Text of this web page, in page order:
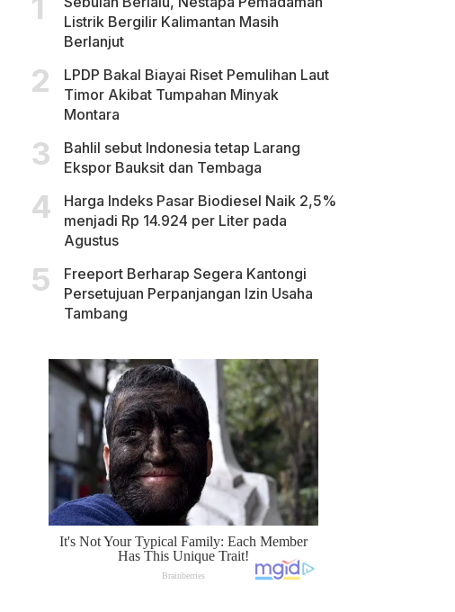
Listrik Bergilir Kalimantan Masih
Berlanjut
LPDP Bakal Biayai Riset Pemulihan Laut
Timor Akibat Tumpahan Minyak
Montara
Bahlil sebut Indonesia tetap Larang
Ekspor Bauksit dan Tembaga
Harga Indeks Pasar Biodiesel Naik 2,5%
menjadi Rp 14.924 per Liter pada
Agustus
Freeport Berharap Segera Kantongi
Persetujuan Perpanjangan Izin Usaha
Tambang